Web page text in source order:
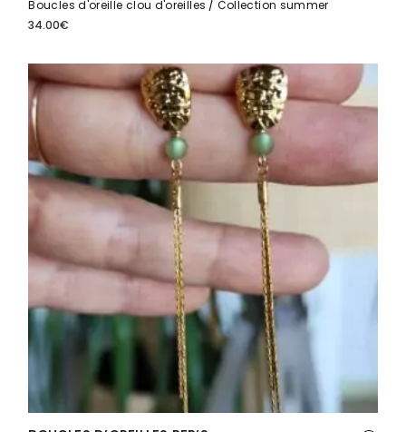
Boucles d'oreille clou d'oreilles
Collection summer
34.00€